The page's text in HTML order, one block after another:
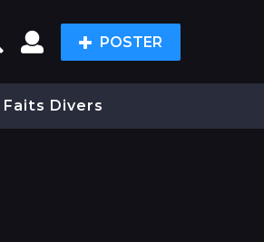
POSTER
Faits Divers